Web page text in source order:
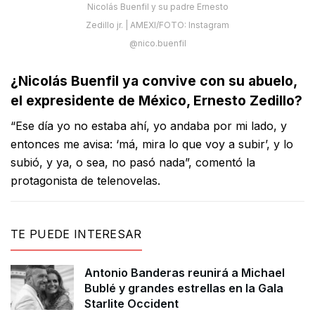
Nicolás Buenfil y su padre Ernesto
Zedillo jr. | AMEXI/FOTO: Instagram
@nico.buenfil
¿Nicolás Buenfil ya convive con su abuelo,
el expresidente de México, Ernesto Zedillo?
“Ese día yo no estaba ahí, yo andaba por mi lado, y
entonces me avisa: ‘má, mira lo que voy a subir’, y lo
subió, y ya, o sea, no pasó nada”, comentó la
protagonista de telenovelas.
TE PUEDE INTERESAR
Antonio Banderas reunirá a Michael
Bublé y grandes estrellas en la Gala
Starlite Occident